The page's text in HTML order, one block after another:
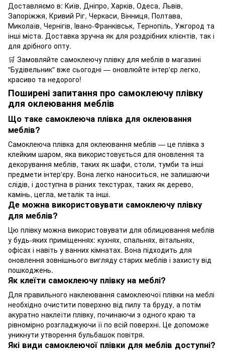
Доставляємо в: Київ, Дніпро, Харків, Одеса, Львів,
Запоріжжя, Кривий Ріг, Черкаси, Вінниця, Полтава,
Миколаїв, Чернігів, Івано-Франківськ, Тернопіль, Ужгород та
інші міста. Доставка зручна як для роздрібних клієнтів, так і
для дрібного опту.
🛒 Замовляйте самоклеючу плівку для меблів в магазині
"Будівельник" вже сьогодні — оновлюйте інтер'єр легко,
красиво та недорого!
Поширені запитання про самоклеючу плівку
для оклеювання меблів
Що таке самоклеюча плівка для оклеювання
меблів?
Самоклеюча плівка для оклеювання меблів — це плівка з
клейким шаром, яка використовується для оновлення та
декорування меблів, таких як шафи, столи, тумби та інші
предмети інтер'єру. Вона легко наноситься, не залишаючи
слідів, і доступна в різних текстурах, таких як дерево,
камінь, цегла, металік та інші.
Де можна використовувати самоклеючу плівку
для меблів?
Цю плівку можна використовувати для облицювання меблів
у будь-яких приміщеннях: кухнях, спальнях, вітальнях,
офісах і навіть у ванних кімнатах. Вона підходить для
оновлення зовнішнього вигляду старих меблів і захисту від
пошкоджень.
Як клеїти самоклеючу плівку на меблі?
Для правильного наклеювання самоклеючої плівки на меблі
необхідно очистити поверхню від пилу та бруду, а потім
акуратно наклеїти плівку, починаючи з одного краю та
рівномірно розгладжуючи її по всій поверхні. Це допоможе
уникнути утворення бульбашок повітря.
Які види самоклеючої плівки для меблів доступні?